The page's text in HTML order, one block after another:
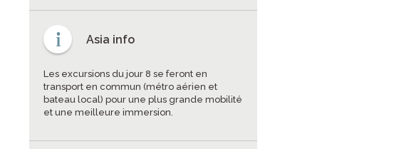
Asia info
Les excursions du jour 8 se feront en
transport en commun (métro aérien et
bateau local) pour une plus grande mobilité
et une meilleure immersion.